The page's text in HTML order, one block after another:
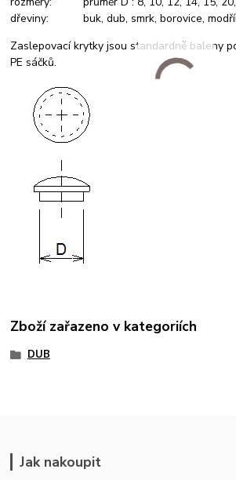
dřeviny: buk, dub, smrk, borovice,
Zaslepovací krytky jsou standardně baleny
PE sáčků.
Zboží zařazeno v kategoriích
DUB
Jak nakoupit